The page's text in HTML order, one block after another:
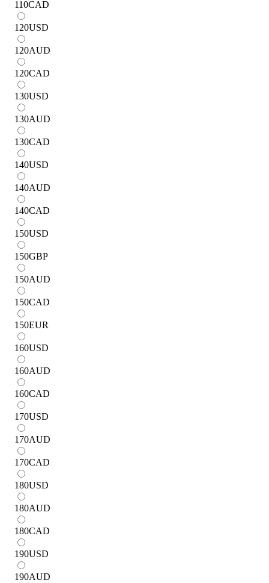
110CAD
120USD
120AUD
120CAD
130USD
130AUD
130CAD
140USD
140AUD
140CAD
150USD
150GBP
150AUD
150CAD
150EUR
160USD
160AUD
160CAD
170USD
170AUD
170CAD
180USD
180AUD
180CAD
190USD
190AUD